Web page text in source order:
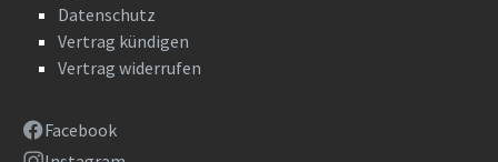
Datenschutz
Vertrag kündigen
Vertrag widerrufen
Facebook